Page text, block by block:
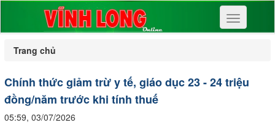
Toggle
navigation
Trang chủ
Chính thức giảm trừ y tế, giáo dục 23 - 24 triệu
đồng/năm trước khi tính thuế
05:59, 03/07/2026